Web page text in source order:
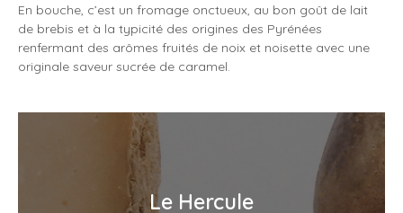
En bouche, c’est un fromage onctueux, au bon goût de lait
de brebis et à la typicité des origines des Pyrénées
renfermant des arômes fruités de noix et noisette avec une
originale saveur sucrée de caramel.
Le Hercule